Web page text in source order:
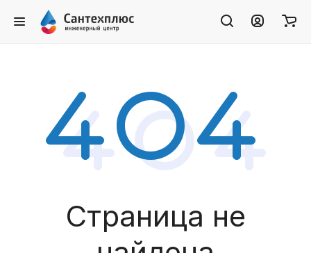
Страница не